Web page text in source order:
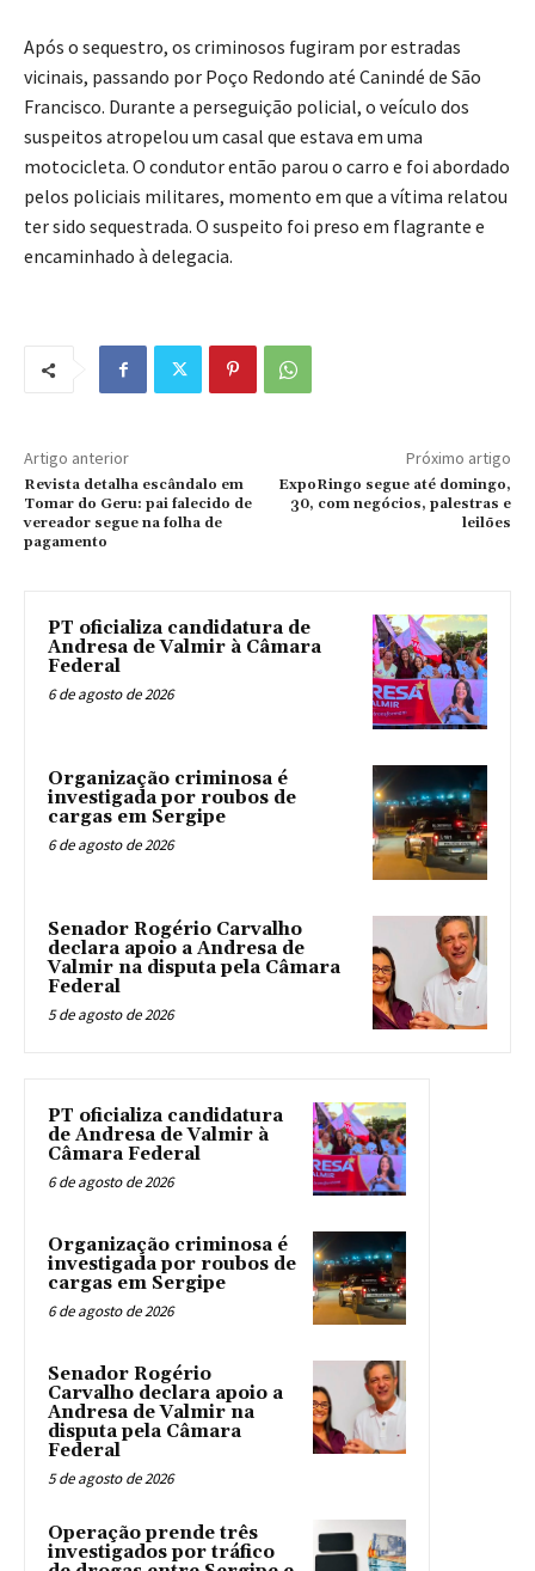
Após o sequestro, os criminosos fugiram por estradas
vicinais, passando por Poço Redondo até Canindé de São
Francisco. Durante a perseguição policial, o veículo dos
suspeitos atropelou um casal que estava em uma
motocicleta. O condutor então parou o carro e foi abordado
pelos policiais militares, momento em que a vítima relatou
ter sido sequestrada. O suspeito foi preso em flagrante e
encaminhado à delegacia.
Artigo anterior
Revista detalha escândalo em
Tomar do Geru: pai falecido de
vereador segue na folha de
pagamento
Próximo artigo
ExpoRingo segue até domingo,
30, com negócios, palestras e
leilões
PT oficializa candidatura de
Andresa de Valmir à Câmara
Federal
6 de agosto de 2026
Organização criminosa é
investigada por roubos de
cargas em Sergipe
6 de agosto de 2026
Senador Rogério Carvalho
declara apoio a Andresa de
Valmir na disputa pela Câmara
Federal
5 de agosto de 2026
PT oficializa candidatura
de Andresa de Valmir à
Câmara Federal
6 de agosto de 2026
Organização criminosa é
investigada por roubos de
cargas em Sergipe
6 de agosto de 2026
Senador Rogério
Carvalho declara apoio a
Andresa de Valmir na
disputa pela Câmara
Federal
5 de agosto de 2026
Operação prende três
investigados por tráfico